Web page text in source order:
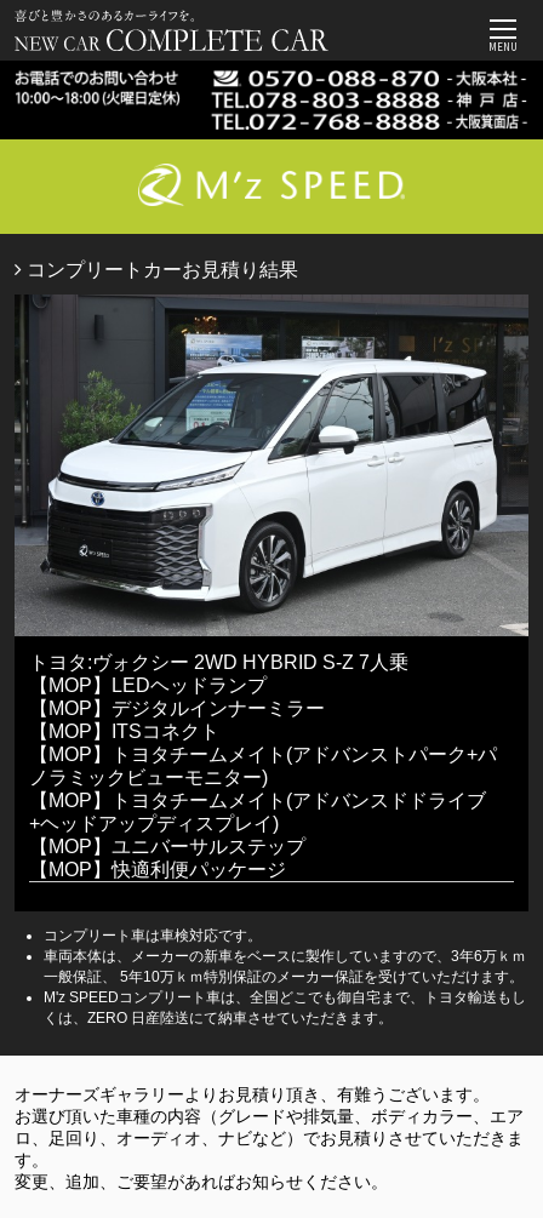
MENU
コンプリートカーお見積り結果
トヨタ:ヴォクシー 2WD HYBRID S-Z 7人乗
【MOP】LEDヘッドランプ
【MOP】デジタルインナーミラー
【MOP】ITSコネクト
【MOP】トヨタチームメイト(アドバンストパーク+パ
ノラミックビューモニター)
【MOP】トヨタチームメイト(アドバンスドドライブ
+ヘッドアップディスプレイ)
【MOP】ユニバーサルステップ
【MOP】快適利便パッケージ
コンプリート車は車検対応です。
車両本体は、メーカーの新車をベースに製作していますので、3年6万ｋｍ
一般保証、 5年10万ｋｍ特別保証のメーカー保証を受けていただけます。
M'z SPEEDコンプリート車は、全国どこでも御自宅まで、トヨタ輸送もし
くは、ZERO 日産陸送にて納車させていただきます。
オーナーズギャラリーよりお見積り頂き、有難うございます。
お選び頂いた車種の内容（グレードや排気量、ボディカラー、エア
ロ、足回り、オーディオ、ナビなど）でお見積りさせていただきま
す。
変更、追加、ご要望があればお知らせください。